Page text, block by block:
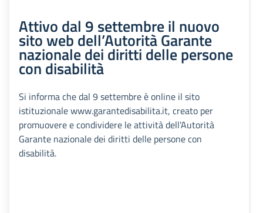
Attivo dal 9 settembre il nuovo
sito web dell’Autorità Garante
nazionale dei diritti delle persone
con disabilità
Si informa che dal 9 settembre è online il sito
istituzionale www.garantedisabilita.it, creato per
promuovere e condividere le attività dell'Autorità
Garante nazionale dei diritti delle persone con
disabilità.